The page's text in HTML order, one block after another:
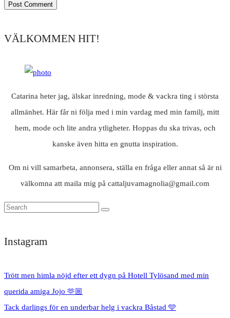
VÄLKOMMEN HIT!
Catarina heter jag, älskar inredning, mode & vackra ting i största
allmänhet. Här får ni följa med i min vardag med min familj, mitt
hem, mode och lite andra ytligheter. Hoppas du ska trivas, och
kanske även hitta en gnutta inspiration.
Om ni vill samarbeta, annonsera, ställa en fråga eller annat så är ni
välkomna att maila mig på cattaljuvamagnolia@gmail.com
Instagram
Trött men himla nöjd efter ett dygn på Hotell Tylösand med min
querida amiga Jojo 🫶🏼
Tack darlings för en underbar helg i vackra Båstad 🩵